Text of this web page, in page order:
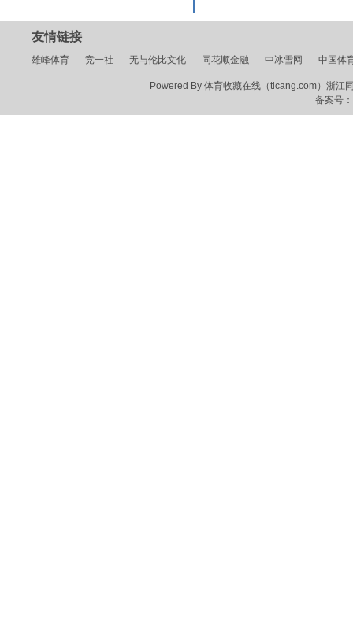
友情链接
雄峰体育 竞一社 无与伦比文化 同花顺金融 中冰雪网 中国体
Powered By 体育收藏在线（ticang.com）浙江
备案号：